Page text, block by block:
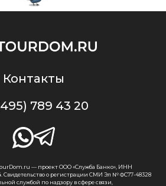
Контакты
789 43 20
— проект ООО «Служба Банко», ИНН
Свидетельство о регистрации СМИ Эл № ФС77-48328
службой по надзору в сфере связи,